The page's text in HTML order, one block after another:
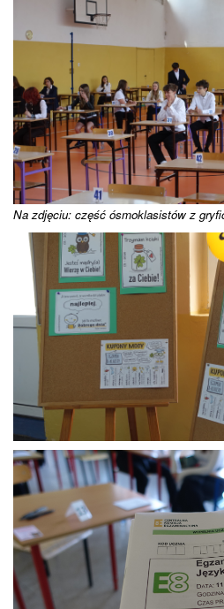
Na zdjęciu: część ósmoklasistów z